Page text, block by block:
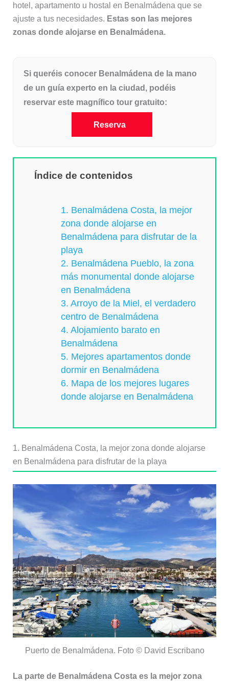
hotel, apartamento u hostal en Benalmádena que se
ajuste a tus necesidades. Estas son las mejores
zonas donde alojarse en Benalmádena.
Si queréis conocer Benalmádena de la mano
de un guía experto en la ciudad, podéis
reservar este magnífico tour gratuito:
Reserva
Índice de contenidos
1. Benalmádena Costa, la mejor
zona donde alojarse en
Benalmádena para disfrutar de la
playa
2. Benalmádena Pueblo, la zona
más monumental donde alojarse
en Benalmádena
3. Arroyo de la Miel, el verdadero
centro de Benalmádena
4. Alojamiento barato en
Benalmádena
5. Mejores apartamentos donde
dormir en Benalmádena
6. Mapa de los mejores lugares
donde alojarse en Benalmádena
1. Benalmádena Costa, la mejor zona donde alojarse
en Benalmádena para disfrutar de la playa
Puerto de Benalmádena. Foto © David Escribano
La parte de Benalmádena Costa es la mejor zona